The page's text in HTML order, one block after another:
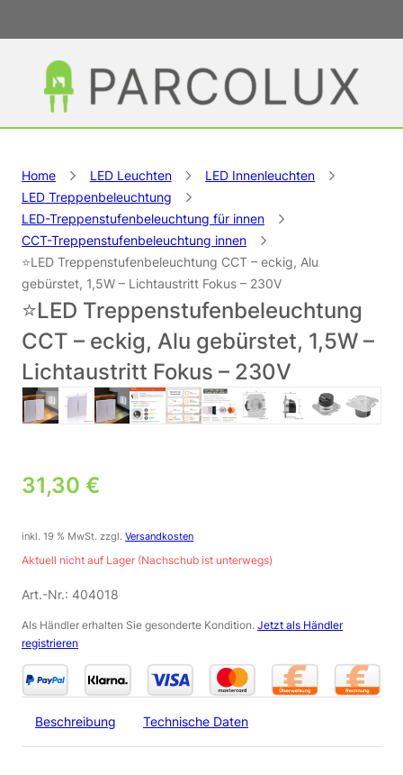
Home LED Leuchten
LED Innenleuchten
LED Treppenbeleuchtung
LED-Treppenstufenbeleuchtung für innen
CCT-Treppenstufenbeleuchtung innen
⭐LED Treppenstufenbeleuchtung CCT – eckig, Alu
gebürstet, 1,5W – Lichtaustritt Fokus – 230V
⭐LED Treppenstufenbeleuchtung
CCT – eckig, Alu gebürstet, 1,5W –
Lichtaustritt Fokus – 230V
31,30 €
inkl. 19 % MwSt. zzgl.Versandkosten
Aktuell nicht auf Lager (Nachschub ist unterwegs)
Art.-Nr.: 404018
Als Händler erhalten Sie gesonderte Kondition. Jetzt als Händler
registrieren
Beschreibung Technische Daten